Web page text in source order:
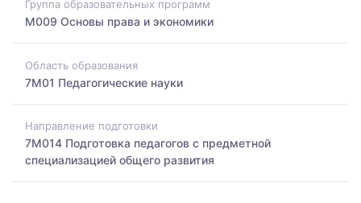
Группа образовательных программ
M009 Основы права и экономики
Область образования
7M01 Педагогические науки
Направление подготовки
7M014 Подготовка педагогов с предметной
специализацией общего развития